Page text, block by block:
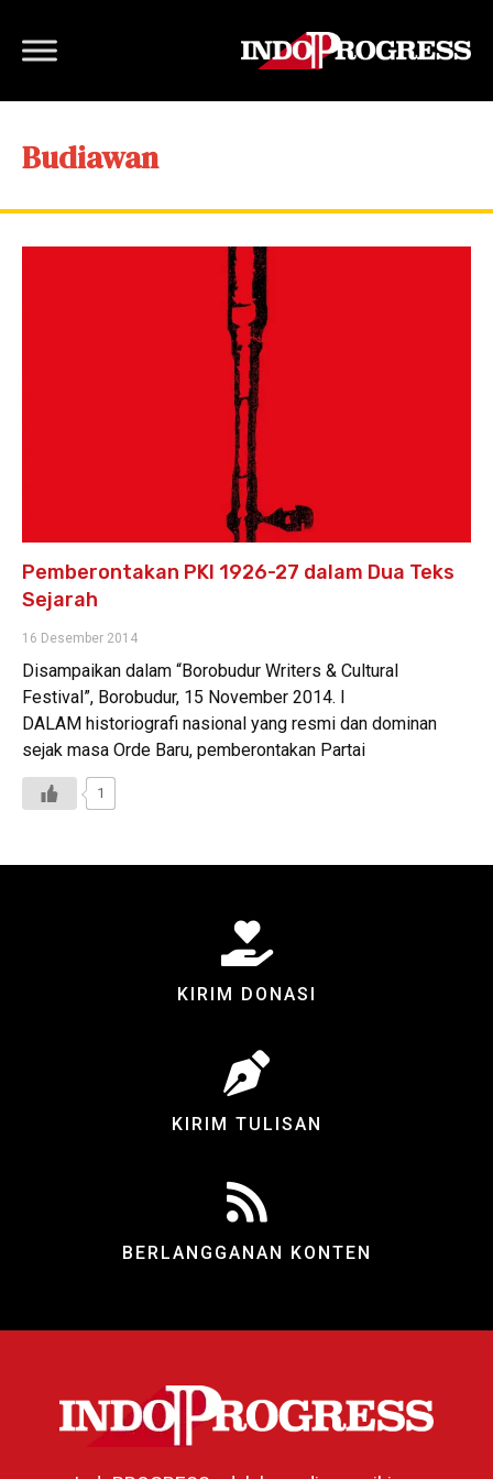
Budiawan
Pemberontakan PKI 1926-27 dalam Dua Teks
Sejarah
16 Desember 2014
Disampaikan dalam “Borobudur Writers & Cultural
Festival”, Borobudur, 15 November 2014. I
DALAM historiografi nasional yang resmi dan dominan
sejak masa Orde Baru, pemberontakan Partai
1
KIRIM DONASI
KIRIM TULISAN
BERLANGGANAN KONTEN